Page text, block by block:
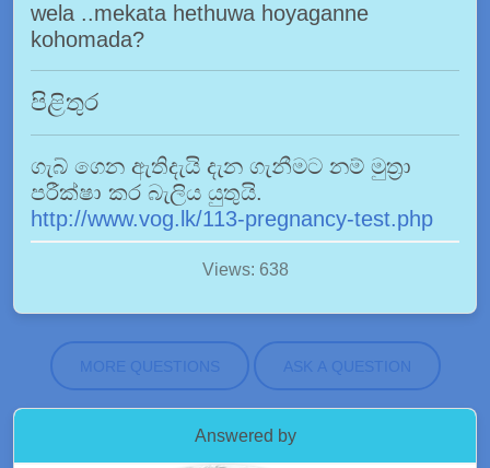
wela ..mekata hethuwa hoyaganne
kohomada?
පිළිතුර
ගැබ් ගෙන ඇතිදැයි දැන ගැනීමට නම් මුත්‍රා
පරීක්ෂා කර බැලිය යුතුයි.
http://www.vog.lk/113-pregnancy-test.php
Views: 638
MORE QUESTIONS ASK A QUESTION
Answered by